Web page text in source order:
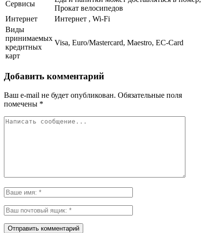
Сервисы
Прокат велосипедов
Интернет
Интернет , Wi-Fi
Виды
принимаемых
кредитных
карт
Visa, Euro/Mastercard, Maestro, EC-Card
Добавить комментарий
Ваш e-mail не будет опубликован. Обязательные поля
помечены *